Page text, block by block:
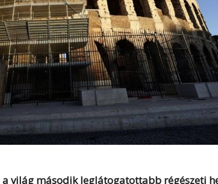
a világ második leglátogatottabb régészeti